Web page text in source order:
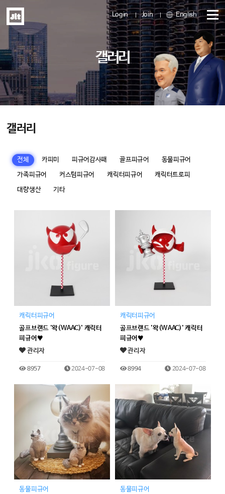
Login Join
English
메
뉴
갤러리
갤러리
전체 카피미 피규어감사패 골프피규어
동물피규어
가족피규어
커스텀피규어 캐릭터피규어
캐릭터트로피
대량생산
기타
캐릭터피규어
골프브랜드 '왁(WAAC)' 캐릭터
피규어♥
관리자
8957 2024-07-08
캐릭터피규어
골프브랜드 '왁(WAAC)' 캐릭터
피규어♥
관리자
8994 2024-07-08
동물피규어
동물피규어